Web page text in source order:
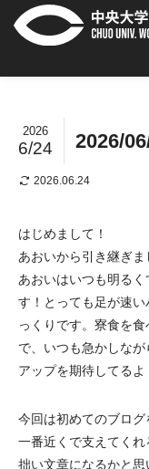
2026/
2026
6/24
2026.06.24
はじめまして！
あおいから引き継ぎま
あおいはいつも明る
す！とっても足が速
っくりです。寮食を
で、いつも急かしな
アップを期待してるよ
今回は初めてのブロ
一番近くで支えてくれ
拙い文章になるかと